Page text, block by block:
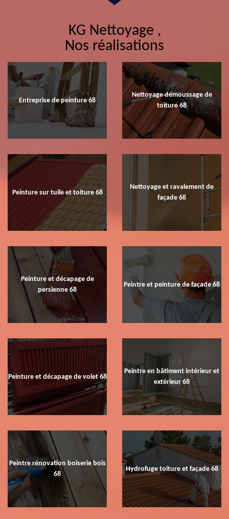
KG Nettoyage ,
Nos réalisations
Entreprise de peinture 68
Nettoyage démoussage de
toiture 68
Peinture sur tuile et toiture 68
Nettoyage et ravalement de
façade 68
Peinture et décapage de
persienne 68
Peintre et peinture de façade 68
Peinture et décapage de volet 68
Peintre en bâtiment intérieur et
extérieur 68
Peintre rénovation boiserie bois
68
Hydrofuge toiture et façade 68